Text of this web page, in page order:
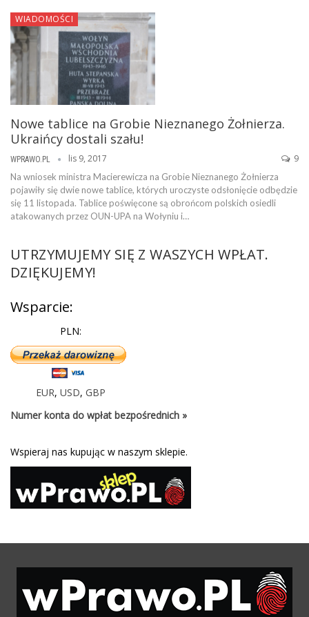
WIADOMOŚCI
Nowe tablice na Grobie Nieznanego Żołnierza.
Ukraińcy dostali szału!
WPRAWO.PL lis 9, 2017 9
Na wniosek ministra Macierewicza na Grobie Nieznanego Żołnierza
pojawiły się dwie nowe tablice, których uroczyste odsłonięcie odbędzie
się 11 listopada. Tablice poświęcone są obrońcom polskich osiedli
atakowanych przez OUN-UPA na Wołyniu i…
UTRZYMUJEMY SIĘ Z WASZYCH WPŁAT.
DZIĘKUJEMY!
Wsparcie:
PLN:
EUR, USD, GBP
Numer konta do wpłat bezpośrednich »
Wspieraj nas kupując w naszym sklepie.